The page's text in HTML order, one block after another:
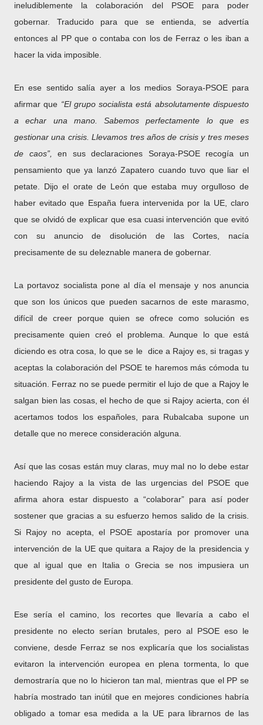
ineludiblemente la colaboración del PSOE para poder
gobernar. Traducido para que se entienda, se advertía
entonces al PP que o contaba con los de Ferraz o les iban a
hacer la vida imposible.
En ese sentido salía ayer a los medios Soraya-PSOE para
afirmar que “El grupo socialista está absolutamente dispuesto
a echar una mano. Sabemos perfectamente lo que es
gestionar una crisis. Llevamos tres años de crisis y tres meses
de caos”,
en sus declaraciones Soraya-PSOE recogía un
pensamiento que ya lanzó Zapatero cuando tuvo que liar el
petate. Dijo el orate de León que estaba muy orgulloso de
haber evitado que España fuera intervenida por la UE, claro
que se olvidó de explicar que esa cuasi intervención que evitó
con su anuncio de disolución de las Cortes, nacía
precisamente de su deleznable manera de gobernar.
La portavoz socialista pone al día el mensaje y nos anuncia
que son los únicos que pueden sacarnos de este marasmo,
difícil de creer porque quien se ofrece como solución es
precisamente quien creó el problema. Aunque lo que está
diciendo es otra cosa, lo que se le dice a Rajoy es, si tragas y
aceptas la colaboración del PSOE te haremos más cómoda tu
situación. Ferraz no se puede permitir el lujo de que a Rajoy le
salgan bien las cosas, el hecho de que si Rajoy acierta, con él
acertamos todos los españoles, para Rubalcaba supone un
detalle que no merece consideración alguna.
Así que las cosas están muy claras, muy mal no lo debe estar
haciendo Rajoy a la vista de las urgencias del PSOE que
afirma ahora estar dispuesto a “colaborar” para así poder
sostener que gracias a su esfuerzo hemos salido de la crisis.
Si Rajoy no acepta, el PSOE apostaría por promover una
intervención de la UE que quitara a Rajoy de la presidencia y
que al igual que en Italia o Grecia se nos impusiera un
presidente del gusto de Europa.
Ese sería el camino, los recortes que llevaría a cabo el
presidente no electo serían brutales, pero al PSOE eso le
conviene, desde Ferraz se nos explicaría que los socialistas
evitaron la intervención europea en plena tormenta, lo que
demostraría que no lo hicieron tan mal, mientras que el PP se
habría mostrado tan inútil que en mejores condiciones habría
obligado a tomar esa medida a la UE para librarnos de las